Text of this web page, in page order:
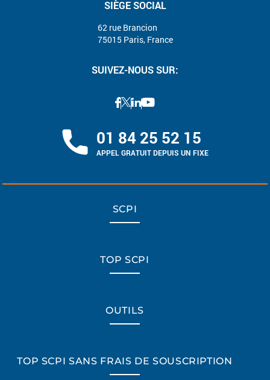
SIÈGE SOCIAL
62 rue Brancion
75015 Paris, France
SUIVEZ-NOUS SUR:
01 84 25 52 15
APPEL GRATUIT DEPUIS UN FIXE
SCPI
TOP SCPI
OUTILS
TOP SCPI SANS FRAIS DE SOUSCRIPTION